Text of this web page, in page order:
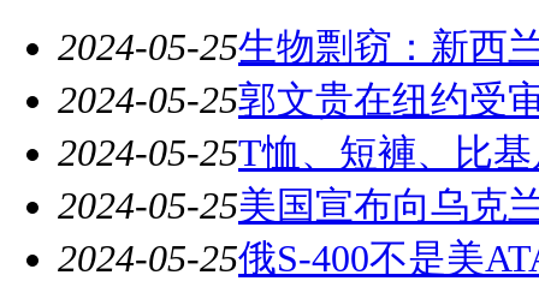
2024-05-25生物剽窃：新西
2024-05-25郭文贵在纽约受
2024-05-25T恤、短褲、比
2024-05-25美国宣布向乌克
2024-05-25俄S-400不是美